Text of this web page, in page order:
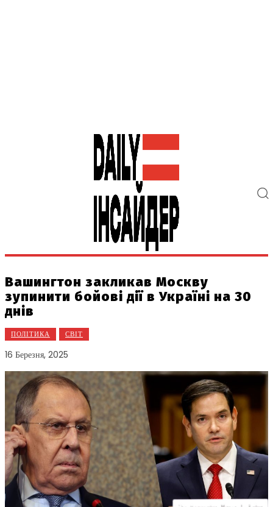
Вашингтон закликав Москву
зупинити бойові дії в Україні на 30
днів
ПОЛІТИКА СВІТ
16 Березня, 2025